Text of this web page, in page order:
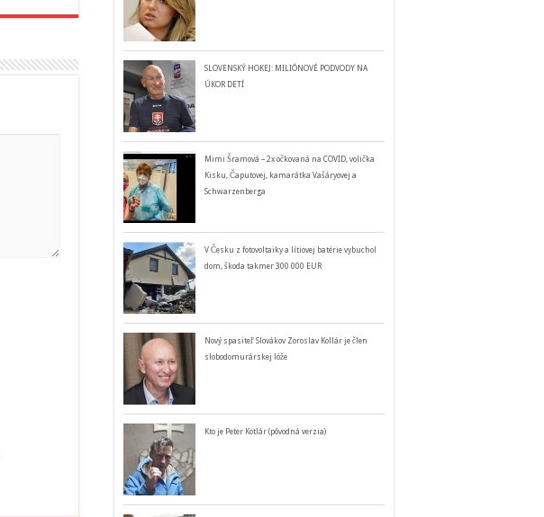
SLOVENSKÝ HOKEJ: MILIÓNOVÉ PODVODY NA
ÚKOR DETÍ
Mimi Šramová – 2x očkovaná na COVID, volička
Kisku, Čaputovej, kamarátka Vašáryovej a
Schwarzenberga
V Česku z fotovoltaiky a lítiovej batérie vybuchol
dom, škoda takmer 300 000 EUR
Nový spasiteľ Slovákov Zoroslav Kollár je člen
slobodomurárskej lóže
Kto je Peter Kotlár (pôvodná verzia)